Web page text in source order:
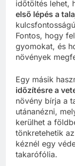
időtöltés lehet,
első lépés a
Fontos, hogy
gyomokat, és
növények
Egy másik
időzítésre a
növény bírja a
utánanézni,
kerülhet a
tönkretehetik
kéznél egy
takarófólia.